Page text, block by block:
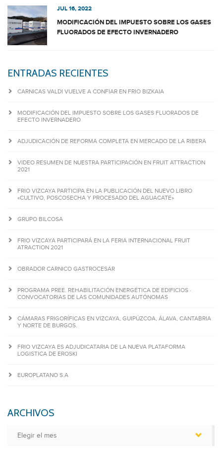
JUL 16, 2022
MODIFICACIÓN DEL IMPUESTO SOBRE LOS GASES
FLUORADOS DE EFECTO INVERNADERO
ENTRADAS RECIENTES
CARNICAS VALDI VUELVE A CONFIAR EN FRIO BIZKAIA
MODIFICACIÓN DEL IMPUESTO SOBRE LOS GASES FLUORADOS DE
EFECTO INVERNADERO
ADJUDICACIÓN DE REFORMA COMPLETA EN MERCADO DE LA RIBERA
VIDEO RESUMEN DE NUESTRA PARTICIPACIÓN EN FRUIT ATTRACTION
2021
FRIO VIZCAYA PARTICIPA EN LA PUBLICACIÓN DEL NUEVO LIBRO
«CULTIVO, POSCOSECHA Y PROCESADO DEL AGUACATE»
GRUPO BILCOSA
FRIO VIZCAYA PARTICIPARÁ EN LA FERIA INTERNACIONAL FRUIT
ATRACTION 2021
OBRADOR CARNICO GASTROCESAR
PROGRAMA PREE. REHABILITACIÓN ENERGÉTICA DE EDIFICIOS ·
CONVOCATORIAS DE LAS COMUNIDADES AUTÓNOMAS
CÁMARAS FRIGORÍFICAS EN VIZCAYA, GUIPÚZCOA, ÁLAVA, CANTABRIA
Y NORTE DE BURGOS.
FRIO VIZCAYA ES ADJUDICATARIA DE LA NUEVA PLATAFORMA
LOGISTICA DE EROSKI
EUROPLATANO S.A
ARCHIVOS